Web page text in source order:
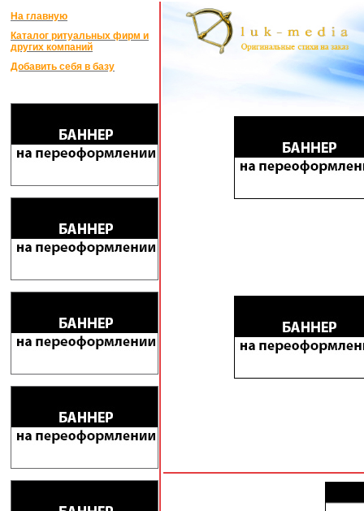
На главную
Каталог ритуальных фирм и
других компаний
Добавить себя в базу